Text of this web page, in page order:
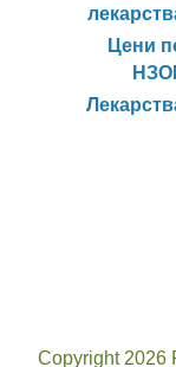
Цени
Copyright 2026